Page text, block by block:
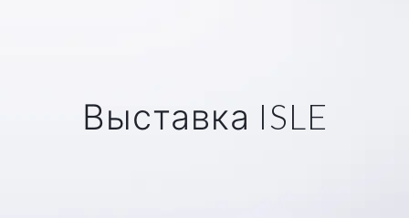
Выставка ISLE